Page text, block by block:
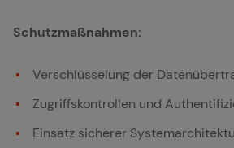
Schutzmaßnahmen:
Verschlüsselung der
Zugriffskontrollen und
Einsatz sicherer